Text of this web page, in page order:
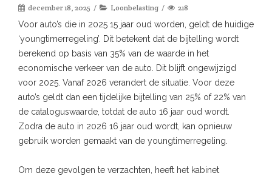
december 18, 2025 Loonbelasting 218
Voor auto’s die in 2025 15 jaar oud worden, geldt de huidige
‘youngtimerregeling’. Dit betekent dat de bijtelling wordt
berekend op basis van 35% van de waarde in het
economische verkeer van de auto. Dit blijft ongewijzigd
voor 2025. Vanaf 2026 verandert de situatie. Voor deze
auto’s geldt dan een tijdelijke bijtelling van 25% of 22% van
de cataloguswaarde, totdat de auto 16 jaar oud wordt.
Zodra de auto in 2026 16 jaar oud wordt, kan opnieuw
gebruik worden gemaakt van de youngtimerregeling.
Om deze gevolgen te verzachten, heeft het kabinet